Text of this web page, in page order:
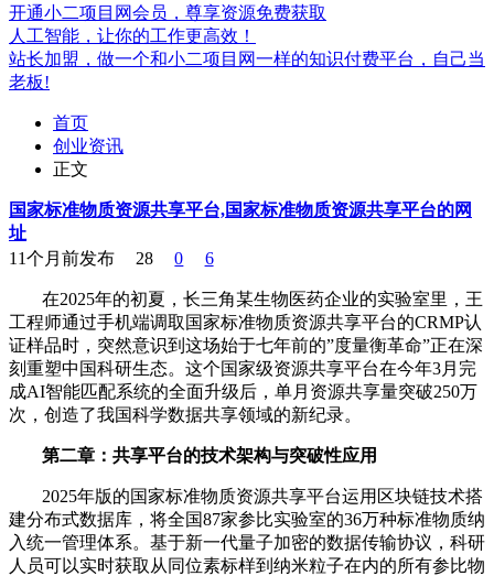
开通小二项目网会员，尊享资源免费获取
人工智能，让你的工作更高效！
站长加盟，做一个和小二项目网一样的知识付费平台，自己当
老板!
首页
创业资讯
正文
国家标准物质资源共享平台,国家标准物质资源共享平台的网
址
11个月前发布
28 0 6
在2025年的初夏，长三角某生物医药企业的实验室里，王
工程师通过手机端调取国家标准物质资源共享平台的CRMP认
证样品时，突然意识到这场始于七年前的”度量衡革命”正在深
刻重塑中国科研生态。这个国家级资源共享平台在今年3月完
成AI智能匹配系统的全面升级后，单月资源共享量突破250万
次，创造了我国科学数据共享领域的新纪录。
第二章：共享平台的技术架构与突破性应用
2025年版的国家标准物质资源共享平台运用区块链技术搭
建分布式数据库，将全国87家参比实验室的36万种标准物质纳
入统一管理体系。基于新一代量子加密的数据传输协议，科研
人员可以实时获取从同位素标样到纳米粒子在内的所有参比物